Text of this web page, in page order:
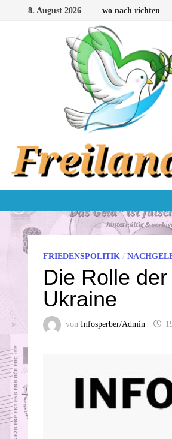
8. August 2026 wo nach richten
FRIEDENSPOLITIK /
Die Rolle
Ukraine
von Infosperber/Admin